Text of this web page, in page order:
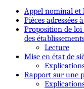
Appel nominal et
Pièces adressées
Proposition de loi
des
Lecture
Mise en état de
Rapport sur une